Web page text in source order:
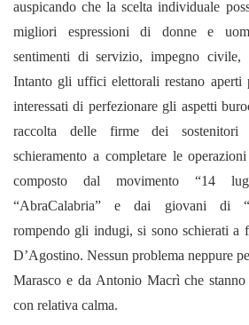
auspicando che la scelta individuale
migliori espressioni di donne e
sentimenti di servizio, impegno civile,
Intanto gli uffici elettorali restano aperti
interessati di perfezionare gli aspetti
raccolta delle firme dei
schieramento a completare le
composto dal movimento “14
“AbraCalabria” e dai giovani di “
rompendo gli indugi, si sono schierati a
D’Agostino. Nessun problema neppure
Marasco e da Antonio Macrì che stanno
con relativa calma.